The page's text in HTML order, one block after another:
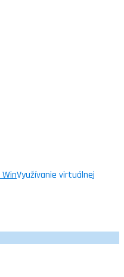
Využívanie virtuálnej